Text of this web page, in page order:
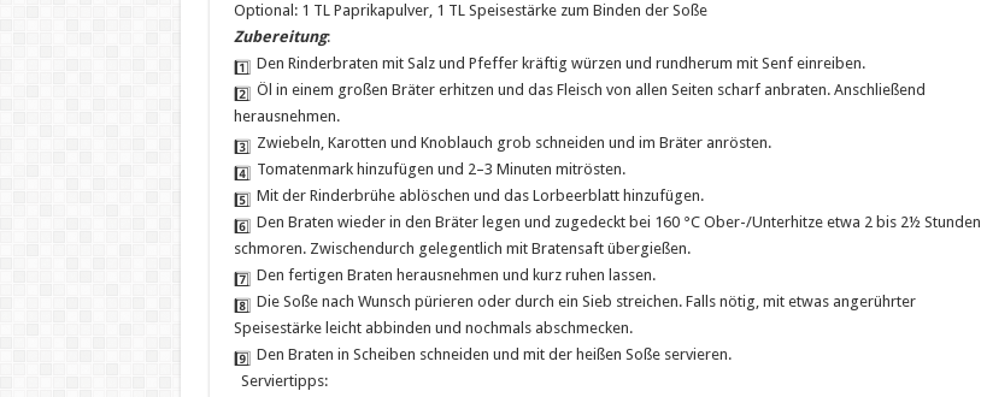
Optional: 1 TL Paprikapulver, 1 TL Speisestärke zum Binden der Soße
Zubereitung:
Den Rinderbraten mit Salz und Pfeffer kräftig würzen und rundherum mit Senf einreiben.
Öl in einem großen Bräter erhitzen und das Fleisch von allen Seiten scharf anbraten. Anschließend
herausnehmen.
Zwiebeln, Karotten und Knoblauch grob schneiden und im Bräter anrösten.
Tomatenmark hinzufügen und 2–3 Minuten mitrösten.
Mit der Rinderbrühe ablöschen und das Lorbeerblatt hinzufügen.
Den Braten wieder in den Bräter legen und zugedeckt bei 160 °C Ober-/Unterhitze etwa 2 bis 2½ Stunden
schmoren. Zwischendurch gelegentlich mit Bratensaft übergießen.
Den fertigen Braten herausnehmen und kurz ruhen lassen.
Die Soße nach Wunsch pürieren oder durch ein Sieb streichen. Falls nötig, mit etwas angerührter
Speisestärke leicht abbinden und nochmals abschmecken.
Den Braten in Scheiben schneiden und mit der heißen Soße servieren.
Serviertipps: